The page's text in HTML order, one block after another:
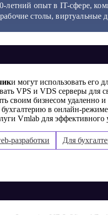
летний опыт в IT-сфере,
столы,
и могут использовать его
VPS и VDS серверы для
своим бизнесом
бухгалтерию в онлайн-
Vmlab для
разработки Для